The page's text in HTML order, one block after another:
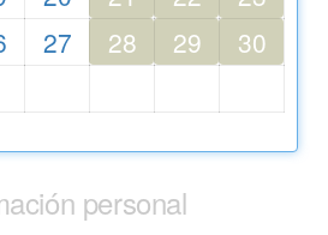
27 28 29
30
personal